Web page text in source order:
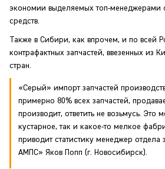
экономии выделяемых топ-менеджерами
средств.
Также в Сибири, как впрочем, и по всей
контрафактных запчастей, ввезенных из
стран.
«Серый» импорт запчастей
примерно 80% всех запчастей,
производит, ответить не возьмусь. Это
кустарное, так и какое-то мелкое
приводит статистику менеджер отдела
АМПС» Яков Попп (г. Новосибирск).